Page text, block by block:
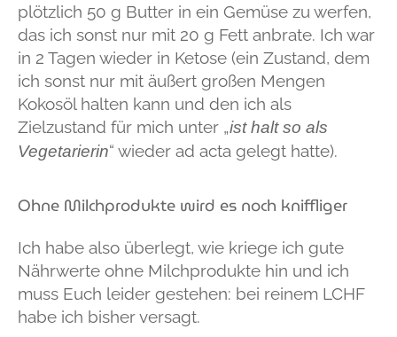
plötzlich 50 g Butter in ein Gemüse zu werfen,
das ich sonst nur mit 20 g Fett anbrate. Ich war
in 2 Tagen wieder in Ketose (ein Zustand, dem
ich sonst nur mit äußert großen Mengen
Kokosöl halten kann und den ich als
Zielzustand für mich unter „ist halt so als
Vegetarierin“ wieder ad acta gelegt hatte).
Ohne Milchprodukte wird es noch kniffliger
Ich habe also überlegt, wie kriege ich gute
Nährwerte ohne Milchprodukte hin und ich
muss Euch leider gestehen: bei reinem LCHF
habe ich bisher versagt.